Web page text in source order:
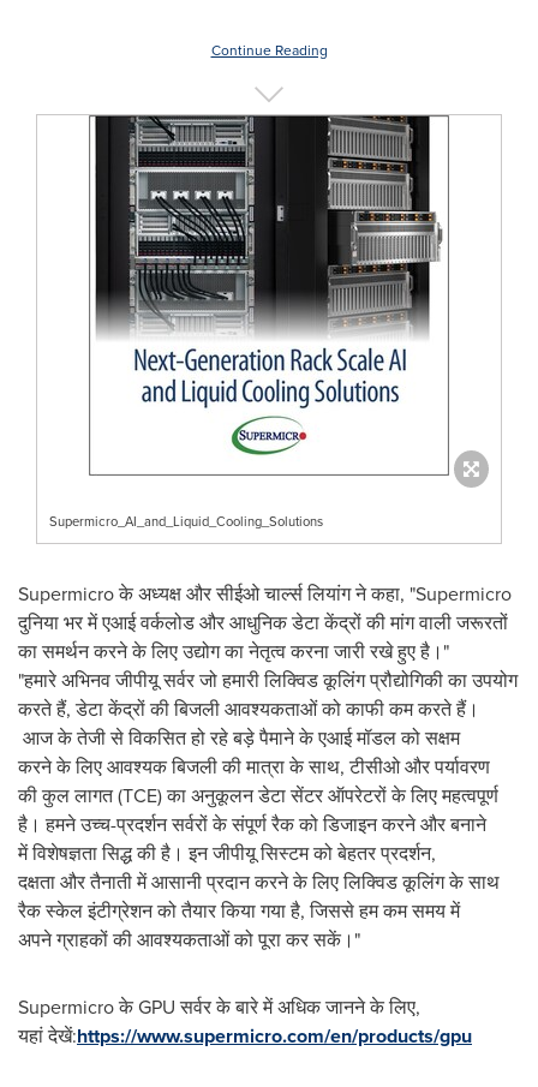
Continue Reading
Supermicro_AI_and_Liquid_Cooling_Solutions
Supermicro के अध्यक्ष और सीईओ चार्ल्स लियांग ने कहा, "Supermicro
दुनिया भर में एआई वर्कलोड और आधुनिक डेटा केंद्रों की मांग वाली जरूरतों
का समर्थन करने के लिए उद्योग का नेतृत्व करना जारी रखे हुए है।"
"हमारे अभिनव जीपीयू सर्वर जो हमारी लिक्विड कूलिंग प्रौद्योगिकी का उपयोग
करते हैं, डेटा केंद्रों की बिजली आवश्यकताओं को काफी कम करते हैं।
आज के तेजी से विकसित हो रहे बड़े पैमाने के एआई मॉडल को सक्षम
करने के लिए आवश्यक बिजली की मात्रा के साथ, टीसीओ और पर्यावरण
की कुल लागत (TCE) का अनुकूलन डेटा सेंटर ऑपरेटरों के लिए महत्वपूर्ण
है। हमने उच्च-प्रदर्शन सर्वरों के संपूर्ण रैक को डिजाइन करने और बनाने
में विशेषज्ञता सिद्ध की है। इन जीपीयू सिस्टम को बेहतर प्रदर्शन,
दक्षता और तैनाती में आसानी प्रदान करने के लिए लिक्विड कूलिंग के साथ
रैक स्केल इंटीग्रेशन को तैयार किया गया है, जिससे हम कम समय में
अपने ग्राहकों की आवश्यकताओं को पूरा कर सकें।"
Supermicro के GPU सर्वर के बारे में अधिक जानने के लिए,
यहां देखें:https://www.supermicro.com/en/products/gpu